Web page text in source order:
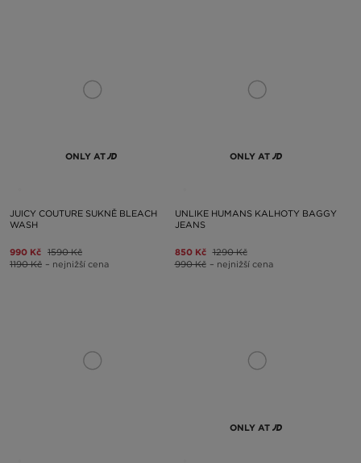
ONLY AT
JUICY COUTURE SUKNĚ BLEACH
WASH
990 Kč 1590 Kč
1190 Kč – nejnižší cena
ONLY AT
UNLIKE HUMANS KALHOTY BAGGY
JEANS
850 Kč 1290 Kč
990 Kč – nejnižší cena
ONLY AT